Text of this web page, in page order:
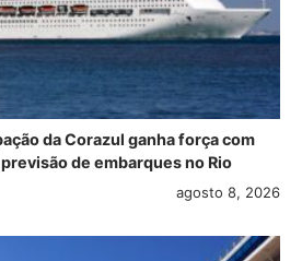
da Corazul ganha força com
de embarques no Rio
agosto 8, 2026